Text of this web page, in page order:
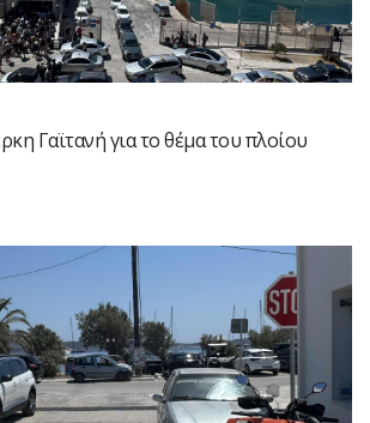
Γαϊτανή για το θέμα του πλοίου